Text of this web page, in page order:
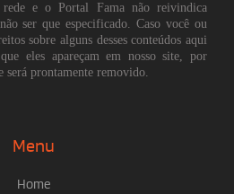
rede e o Portal Fama não reivindica
ser que especificado. Caso você ou
sobre alguns desses conteúdos aqui
eles apareçam em nosso site, por
será prontamente removido.
Menu
Home